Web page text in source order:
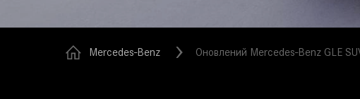
Mercedes-Benz Оновлений Mercedes-Benz GLE